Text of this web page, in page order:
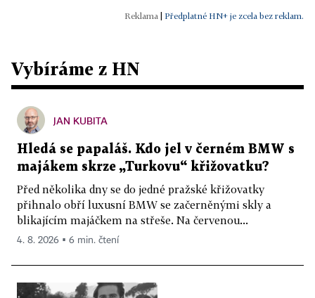
Předplatné HN+ je zcela bez reklam.
Vybíráme z HN
JAN KUBITA
Hledá se papaláš. Kdo jel v černém BMW s
majákem skrze „Turkovu“ křižovatku?
Před několika dny se do jedné pražské křižovatky
přihnalo obří luxusní BMW se začerněnými skly a
blikajícím majáčkem na střeše. Na červenou...
4. 8. 2026 ▪ 6 min. čtení